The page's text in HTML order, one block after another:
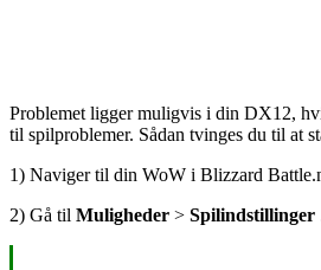
Problemet ligger muligvis i din DX12,
til spilproblemer. Sådan tvinges du til at
1) Naviger til din WoW i Blizzard
2) Gå til Muligheder > Spilindstillinger